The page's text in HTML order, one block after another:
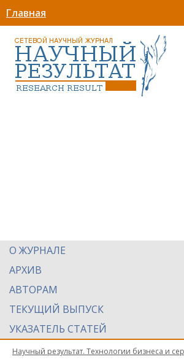
Главная
О ЖУРНАЛЕ
АРХИВ
АВТОРАМ
ТЕКУЩИЙ ВЫПУСК
УКАЗАТЕЛЬ СТАТЕЙ
Научный результат. Технологии бизнеса и